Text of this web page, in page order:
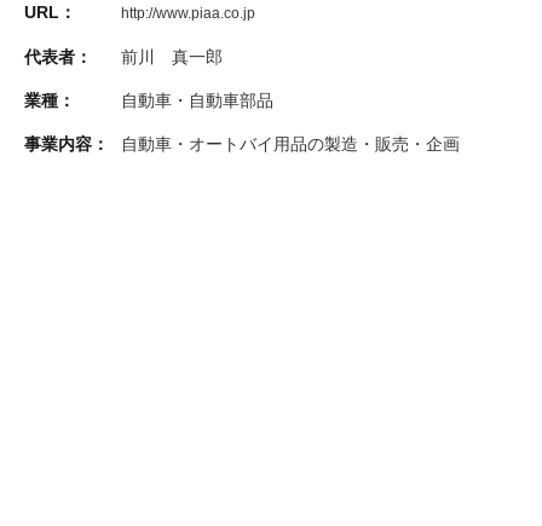
URL： http://www.piaa.co.jp
代表者： 前川 真一郎
業種： 自動車・自動車部品
事業内容： 自動車・オートバイ用品の製造・販売・企画